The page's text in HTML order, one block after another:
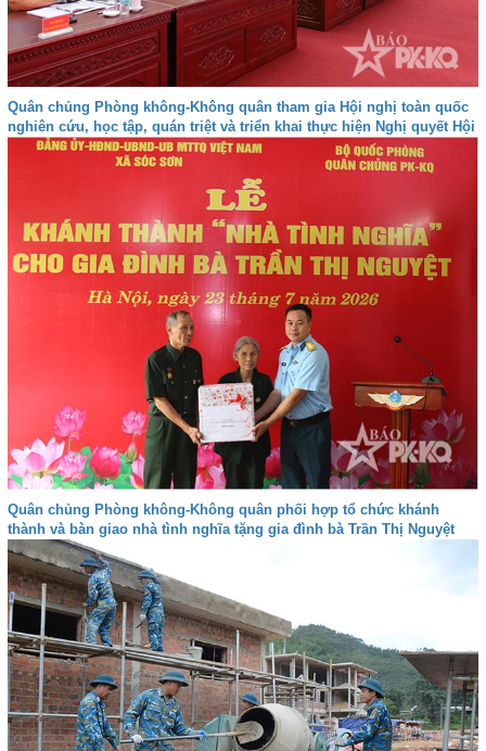
Quân chủng Phòng không-Không quân tham gia Hội nghị toàn quốc
nghiên cứu, học tập, quán triệt và triển khai thực hiện Nghị quyết Hội
nghị lần thứ ba Ban Chấp hành Trung ương Đảng khóa XIV
Quân chủng Phòng không-Không quân phối hợp tổ chức khánh
thành và bàn giao nhà tình nghĩa tặng gia đình bà Trần Thị Nguyệt